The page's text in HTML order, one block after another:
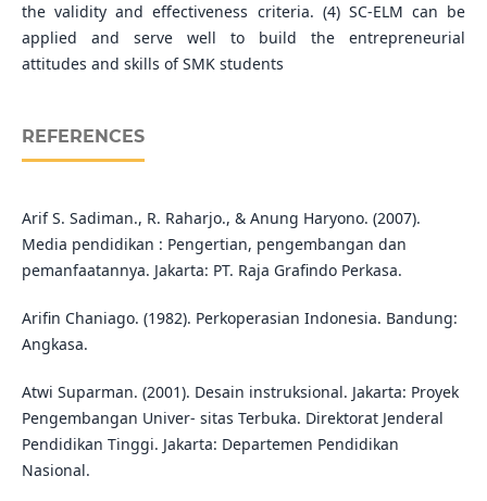
the validity and effectiveness criteria. (4) SC-ELM can be
applied and serve well to build the entrepreneurial
attitudes and skills of SMK students
REFERENCES
Arif S. Sadiman., R. Raharjo., & Anung Haryono. (2007).
Media pendidikan : Pengertian, pengembangan dan
pemanfaatannya. Jakarta: PT. Raja Grafindo Perkasa.
Arifin Chaniago. (1982). Perkoperasian Indonesia. Bandung:
Angkasa.
Atwi Suparman. (2001). Desain instruksional. Jakarta: Proyek
Pengembangan Univer- sitas Terbuka. Direktorat Jenderal
Pendidikan Tinggi. Jakarta: Departemen Pendidikan
Nasional.